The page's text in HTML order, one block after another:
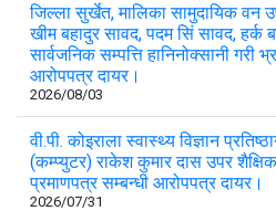
जिल्ला सुर्खेत, मालिका सामुदायिक वन
खीम बहादुर सावद, पदम सिं सावद, हर्क
सार्वजनिक सम्पत्ति हानिनोक्सानी गरी
आरोपपत्र दायर।
2026/08/03
वी.पी. कोइराला स्वास्थ्य विज्ञान
(कम्प्युटर) राकेश कुमार दास उपर
प्रमाणपत्र सम्बन्धी आरोपपत्र दायर।
2026/07/31